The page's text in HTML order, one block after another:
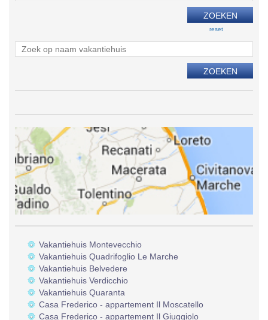
reset
Vakantiehuis Montevecchio
Vakantiehuis Quadrifoglio Le Marche
Vakantiehuis Belvedere
Vakantiehuis Verdicchio
Vakantiehuis Quaranta
Casa Frederico - appartement Il Moscatello
Casa Frederico - appartement Il Giuggiolo